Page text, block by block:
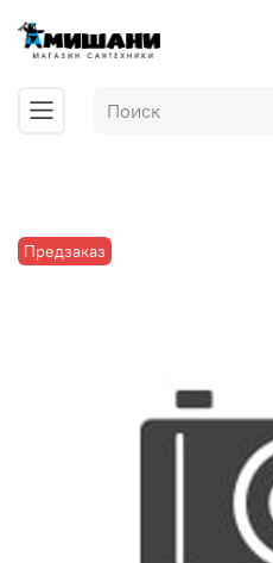
Предзаказ